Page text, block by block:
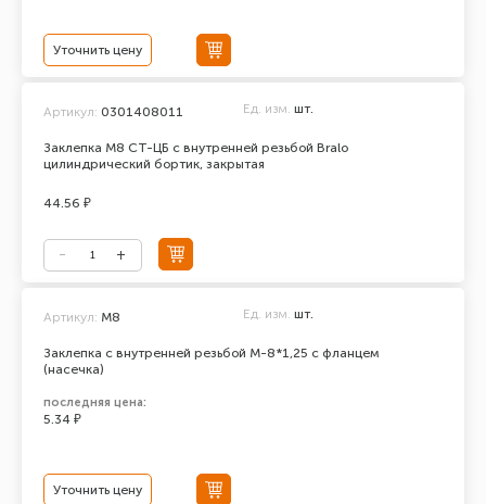
Уточнить цену
Заклепка М8 СТ-ЦБ с внутренней резьбой Bralo
цилиндрический бортик, закрытая
Артикул: 0301408011 Ед. изм. шт.
44.56 ₽
Заклепка с внутренней резьбой М-8*1,25 с фланцем
(насечка)
Артикул: М8 Ед. изм. шт.
последняя цена:
5.34 ₽
Уточнить цену